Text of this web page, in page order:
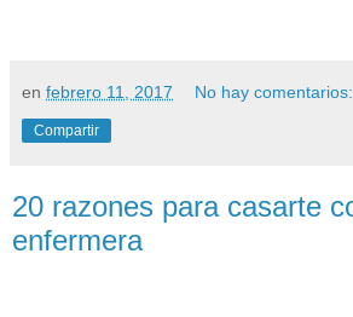
en febrero 11, 2017 No hay comentarios:
Compartir
20 razones para casarte
enfermera